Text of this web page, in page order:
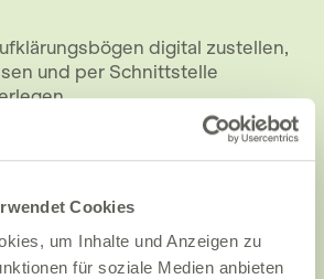
Cookies
um Inhalte und Anzeigen zu
für soziale Medien anbieten
digital zustellen,
und per Schnittstelle
für Patienten –